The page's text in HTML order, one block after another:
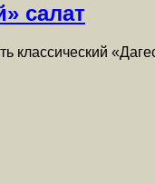
салат